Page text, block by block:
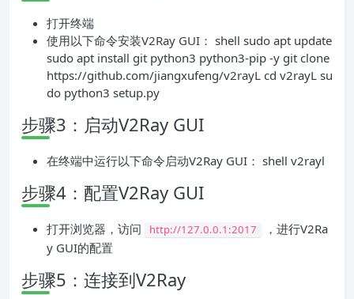
打开终端
使用以下命令安装V2Ray GUI： shell sudo apt update
sudo apt install git python3 python3-pip -y git clone
https://github.com/jiangxufeng/v2rayL cd v2rayL su
do python3 setup.py
步骤3：启动V2Ray GUI
在终端中运行以下命令启动V2Ray GUI： shell v2rayl
步骤4：配置V2Ray GUI
打开浏览器，访问 http://127.0.0.1:2017
，进行V2Ra
y GUI的配置
步骤5：连接到V2Ray